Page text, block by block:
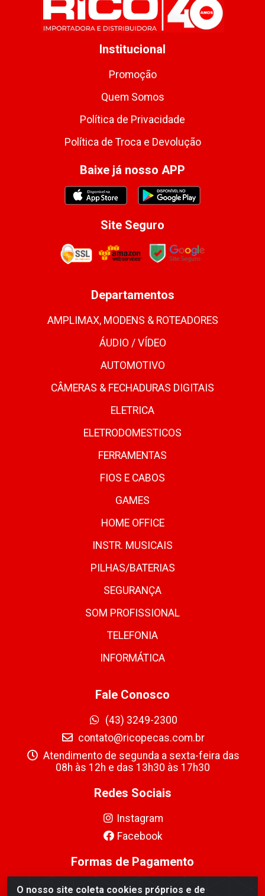
O nosso site coleta cookies próprios e de
Institucional
Promoção
Quem Somos
Política de Privacidade
Política de Troca e Devolução
Baixe já nosso APP
Site Seguro
Departamentos
AMPLIMAX, MODENS & ROTEADORES
ÁUDIO / VÍDEO
AUTOMOTIVO
CÂMERAS & FECHADURAS DIGITAIS
ELETRICA
ELETRODOMESTICOS
FERRAMENTAS
FIOS E CABOS
GAMES
HOME OFFICE
INSTR. MUSICAIS
PILHAS/BATERIAS
SEGURANÇA
SOM PROFISSIONAL
TELEFONIA
INFORMÁTICA
Fale Conosco
(43) 3249-2300
contato@ricopecas.com.br
Atendimento de segunda a sexta-feira das
08h às 12h e das 13h30 às 17h30
Redes Sociais
Instagram
Facebook
Formas de Pagamento